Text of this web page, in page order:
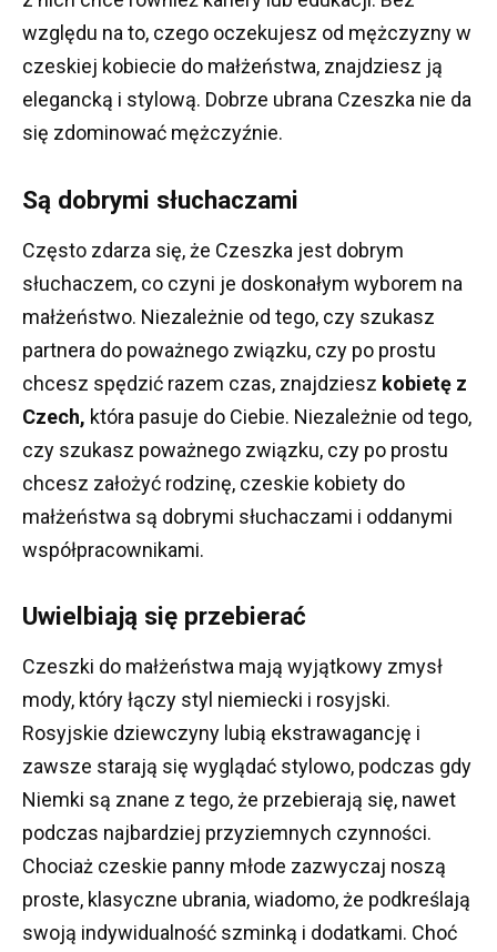
względu na to, czego oczekujesz od mężczyzny w
czeskiej kobiecie do małżeństwa, znajdziesz ją
elegancką i stylową. Dobrze ubrana Czeszka nie da
się zdominować mężczyźnie.
Są dobrymi słuchaczami
Często zdarza się, że Czeszka jest dobrym
słuchaczem, co czyni je doskonałym wyborem na
małżeństwo. Niezależnie od tego, czy szukasz
partnera do poważnego związku, czy po prostu
chcesz spędzić razem czas, znajdziesz kobietę z
Czech, która pasuje do Ciebie. Niezależnie od tego,
czy szukasz poważnego związku, czy po prostu
chcesz założyć rodzinę, czeskie kobiety do
małżeństwa są dobrymi słuchaczami i oddanymi
współpracownikami.
Uwielbiają się przebierać
Czeszki do małżeństwa mają wyjątkowy zmysł
mody, który łączy styl niemiecki i rosyjski.
Rosyjskie dziewczyny lubią ekstrawagancję i
zawsze starają się wyglądać stylowo, podczas gdy
Niemki są znane z tego, że przebierają się, nawet
podczas najbardziej przyziemnych czynności.
Chociaż czeskie panny młode zazwyczaj noszą
proste, klasyczne ubrania, wiadomo, że podkreślają
swoją indywidualność szminką i dodatkami. Choć